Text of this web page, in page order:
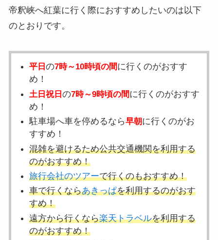
帝釈峡へ紅葉に行く際におすすめしたいのは以下
のとおりです。
平日 の7時～10時頃の間に行くのがおすす
め！
土日祝日 の7時～9時頃の間に行くのがおすす
め！
駐車場へ車を停めるなら早朝に行くのがお
すすめ！
混雑を避けるため公共交通機関を利用する
のがおすすめ！
旅行会社のツアーで行くのもおすすめ！
車で行くならあきっぱを利用するのがおす
すめ！
遠方から行くなら楽天トラベルを利用する
のがおすすめ！